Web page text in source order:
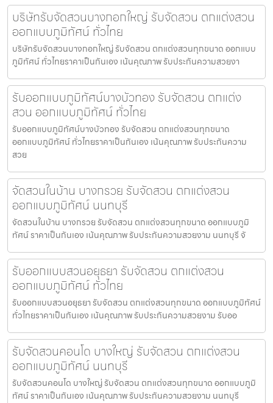
บริษัทรับจัดสวนบางกอกใหญ่ รับจัดสวน ตกแต่งสวน
ออกแบบภูมิทัศน์ ทั่วไทย
บริษัทรับจัดสวนบางกอกใหญ่ รับจัดสวน ตกแต่งสวนทุกขนาด ออกแบบ
ภูมิทัศน์ ทั่วไทยราคาเป็นกันเอง เน้นคุณภาพ รับประกันความสวยงา
รับออกแบบภูมิทัศน์บางบัวทอง รับจัดสวน ตกแต่ง
สวน ออกแบบภูมิทัศน์ ทั่วไทย
รับออกแบบภูมิทัศน์บางบัวทอง รับจัดสวน ตกแต่งสวนทุกขนาด
ออกแบบภูมิทัศน์ ทั่วไทยราคาเป็นกันเอง เน้นคุณภาพ รับประกันความ
สวย
จัดสวนในบ้าน บางกรวย รับจัดสวน ตกแต่งสวน
ออกแบบภูมิทัศน์ นนทบุรี
จัดสวนในบ้าน บางกรวย รับจัดสวน ตกแต่งสวนทุกขนาด ออกแบบภูมิ
ทัศน์ ราคาเป็นกันเอง เน้นคุณภาพ รับประกันความสวยงาม นนทบุรี จั
รับออกแบบสวนอยุธยา รับจัดสวน ตกแต่งสวน
ออกแบบภูมิทัศน์ ทั่วไทย
รับออกแบบสวนอยุธยา รับจัดสวน ตกแต่งสวนทุกขนาด ออกแบบภูมิทัศน์
ทั่วไทยราคาเป็นกันเอง เน้นคุณภาพ รับประกันความสวยงาม รับออ
รับจัดสวนคอนโด บางใหญ่ รับจัดสวน ตกแต่งสวน
ออกแบบภูมิทัศน์ นนทบุรี
รับจัดสวนคอนโด บางใหญ่ รับจัดสวน ตกแต่งสวนทุกขนาด ออกแบบภูมิ
ทัศน์ ราคาเป็นกันเอง เน้นคุณภาพ รับประกันความสวยงาม นนทบุรี